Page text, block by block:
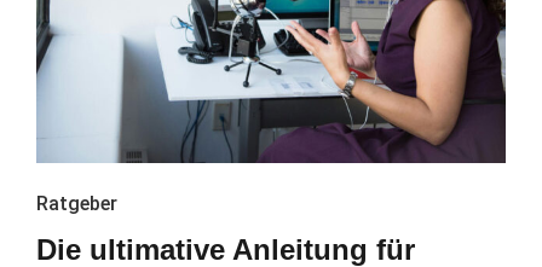
Ratgeber
Die ultimative Anleitung für